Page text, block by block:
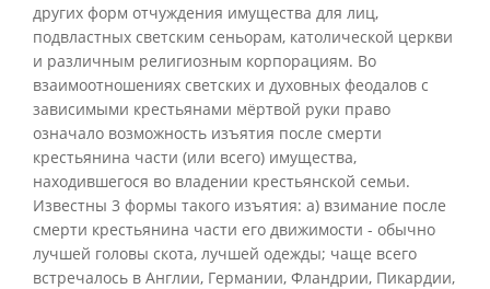
других форм отчуждения имущества для лиц,
подвластных светским сеньорам, католической церкви
и различным религиозным корпорациям. Во
взаимоотношениях светских и духовных феодалов с
зависимыми крестьянами мёртвой руки право
означало возможность изъятия после смерти
крестьянина части (или всего) имущества,
находившегося во владении крестьянской семьи.
Известны 3 формы такого изъятия: а) взимание после
смерти крестьянина части его движимости - обычно
лучшей головы скота, лучшей одежды; чаще всего
встречалось в Англии, Германии, Фландрии, Пикардии,